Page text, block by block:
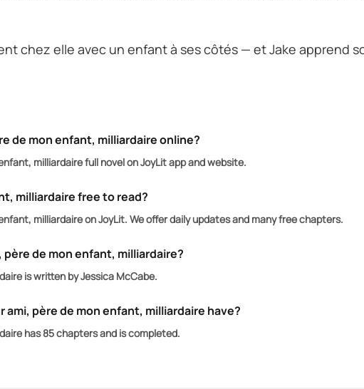
chez elle avec un enfant à ses côtés — et Jake apprend
ils surmonter leur passé et se battre pour leur avenir ?
de mon enfant, milliardaire online?
milliardaire full novel on JoyLit app and website.
milliardaire free to read?
milliardaire on JoyLit. We offer daily updates and many free chapters.
de mon enfant, milliardaire?
is written by Jessica McCabe.
père de mon enfant, milliardaire have?
has 85 chapters and is completed.